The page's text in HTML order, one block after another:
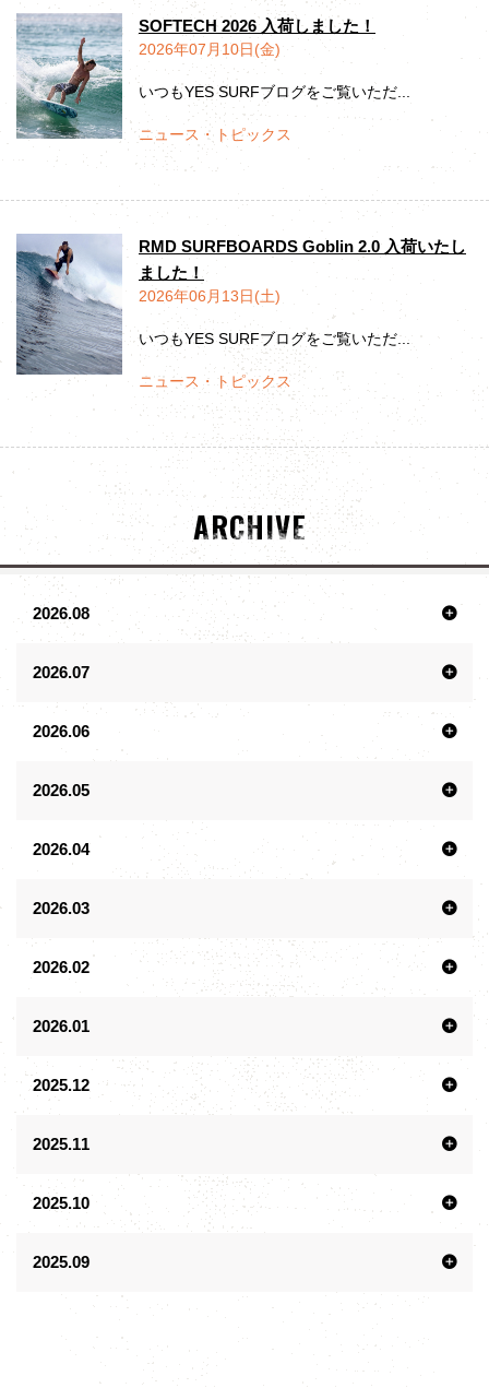
SOFTECH 2026 入荷しました！
2026年07月10日(金)
いつもYES SURFブログをご覧いただ...
ニュース・トピックス
RMD SURFBOARDS Goblin 2.0 入荷いたし
ました！
2026年06月13日(土)
いつもYES SURFブログをご覧いただ...
ニュース・トピックス
ARCHIVE
2026.08
2026.07
2026.06
2026.05
2026.04
2026.03
2026.02
2026.01
2025.12
2025.11
2025.10
2025.09